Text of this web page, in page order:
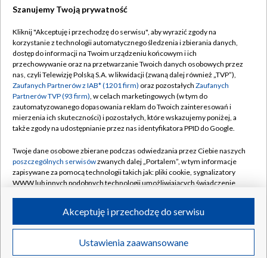
Transmisje Wideo
TVP
Abonament TVP
Sklep TVP
Biuro Reklamy
Oferta Handlowa
Emisja w TVP
Rada Programowa
Ogłoszenia przetargowe
Akademia Telewizyjna
Centrum informacji TVP
Regulamin TVP
Polityka prywatności
Moje zgody
Biuro reklamy
Kanały
©2026 Telewizja Polska Spółka Akcyjna w likwidacji
Szanujemy Twoją prywatność
Kliknij "Akceptuję i przechodzę do serwisu", aby wyrazić zgody na
korzystanie z technologii automatycznego śledzenia i zbierania danych,
dostęp do informacji na Twoim urządzeniu końcowym i ich
przechowywanie oraz na przetwarzanie Twoich danych osobowych przez
nas, czyli Telewizję Polską S.A. w likwidacji (zwaną dalej również „TVP”),
Zaufanych Partnerów z IAB* (1201 firm) oraz pozostałych Zaufanych
Partnerów TVP (93 firm), w celach marketingowych (w tym do
zautomatyzowanego dopasowania reklam do Twoich zainteresowań i
mierzenia ich skuteczności) i pozostałych, które wskazujemy poniżej, a
także zgody na udostępnianie przez nas identyfikatora PPID do Google.
Twoje dane osobowe zbierane podczas odwiedzania przez Ciebie naszych
poszczególnych serwisówzwanych dalej „Portalem”, w tym informacje
zapisywane za pomocą technologii takich jak: pliki cookie, sygnalizatory
WWW lub innych podobnych technologii umożliwiających świadczenie
ruchu w Internecie.
Twoje dane osobowe zbierane podczas odwiedzania przez Ciebie
poszczególnych serwisówna Portalu, takie jak adresy IP, identyfikatory
Ustawienia zaawansowane
Akceptuję i przechodzę do serwisu